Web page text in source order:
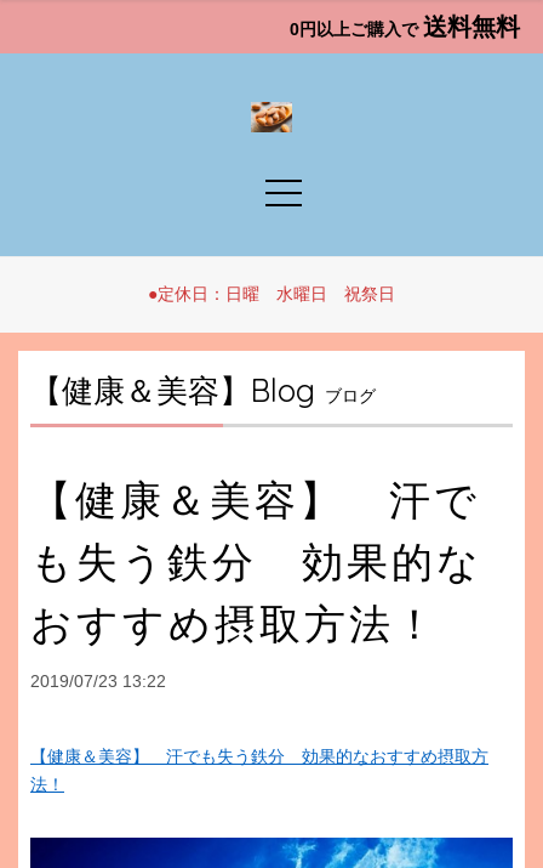
0円以上ご購入で 送料無料
●定休日：日曜 水曜日 祝祭日
【健康＆美容】Blog ブログ
【健康＆美容】 汗で
も失う鉄分 効果的な
おすすめ摂取方法！
2019/07/23 13:22
【健康＆美容】 汗でも失う鉄分 効果的なおすすめ摂取方
法！